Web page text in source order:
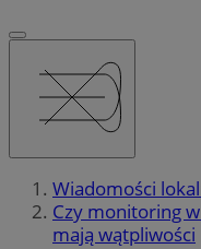
Wiadomości
Czy monitoring
mają wątpliwości